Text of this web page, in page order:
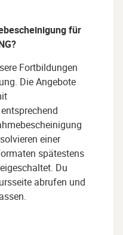
für
Fortbildungen
Die Angebote
einer
spätestens
Du
abrufen und